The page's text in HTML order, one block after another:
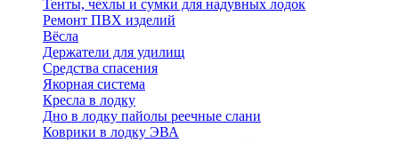
Тенты, чехлы и сумки для надувных лодок
Ремонт ПВХ изделий
Вёсла
Держатели для удилищ
Средства спасения
Якорная система
Кресла в лодку
Дно в лодку пайолы реечные слани
Коврики в лодку ЭВА